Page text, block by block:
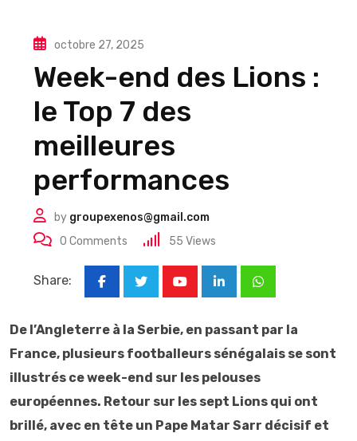
octobre 27, 2025
Week-end des Lions :
le Top 7 des
meilleures
performances
by groupexenos@gmail.com
0 Comments 55 Views
Share:
LinkedInWhatsapp
De l’Angleterre à la Serbie, en passant par la
France, plusieurs footballeurs sénégalais se sont
illustrés ce week-end sur les pelouses
européennes. Retour sur les sept Lions qui ont
brillé, avec en tête un Pape Matar Sarr décisif et